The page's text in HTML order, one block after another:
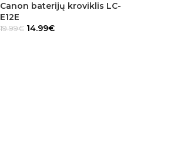
Canon baterijų kroviklis LC-
E12E
19.99€ 14.99€